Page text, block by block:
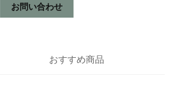
お問い合わせ
おすすめ商品